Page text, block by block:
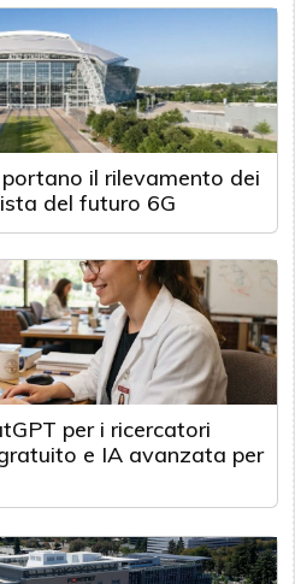
il rilevamento dei
del futuro 6G
per i ricercatori
e IA avanzata per